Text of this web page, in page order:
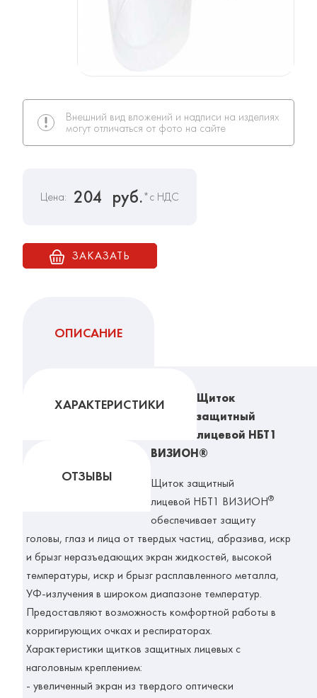
Внешний вид вложений и надписи на изделиях
могут отличаться от фото на сайте
Цена: 204 руб.*с НДС
ЗАКАЗАТЬ
ОПИСАНИЕ
ХАРАКТЕРИСТИКИ
ОТЗЫВЫ
Щиток
защитный
лицевой НБТ1
ВИЗИОН®
Щиток защитный
лицевой НБТ1 ВИЗИОН®
обеспечивает защиту
головы, глаз и лица от твердых частиц, абразива, искр
и брызг неразъедающих экран жидкостей, высокой
температуры, искр и брызг расплавленного металла,
УФ-излучения в широком диапазоне температур.
Предоставляют возможность комфортной работы в
корригирующих очках и респираторах.
Характеристики щитков защитных лицевых с
наголовным креплением:
- увеличенный экран из твердого оптически